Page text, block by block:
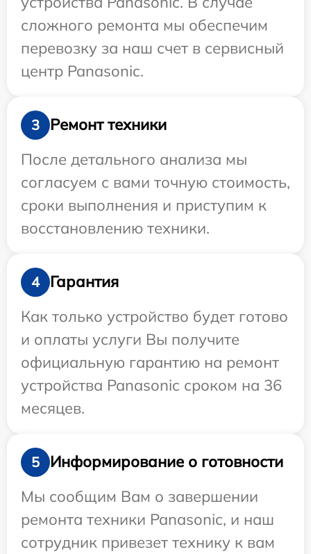
сложного ремонта мы обеспечим
перевозку за наш счет в сервисный
центр Panasonic.
3
Ремонт техники
После детального анализа мы
согласуем с вами точную стоимость,
сроки выполнения и приступим к
восстановлению техники.
4
Гарантия
Как только устройство будет готово
и оплаты услуги Вы получите
официальную гарантию на ремонт
устройства Panasonic сроком на 36
месяцев.
5
Информирование о готовности
Мы сообщим Вам о завершении
ремонта техники Panasonic, и наш
сотрудник привезет технику к вам